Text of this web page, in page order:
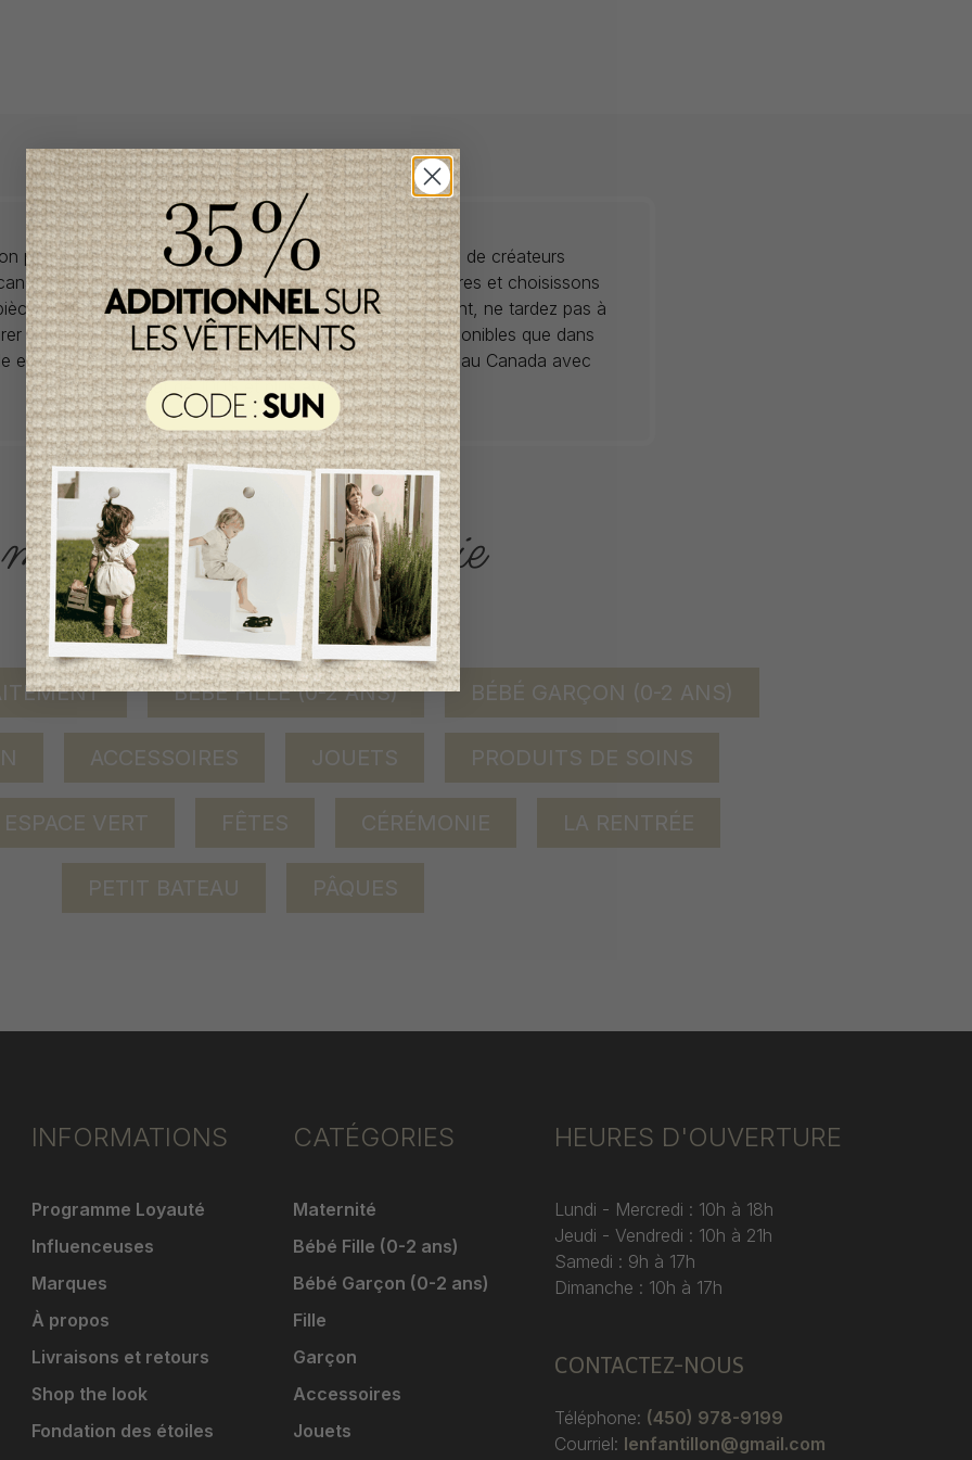
propose des collections pour de vêtements pour bébés de créateurs
à prix imbattables. Nous dénichons les perles rares et choisissons
de saisons en saisons. Si un vêtement vous convient, ne tardez pas à
car la plupart du temps, les articles offerts ne sont disponibles que dans
et en un seul exemplaire. Profitez de la livraison gratuite au Canada avec
tout achat de 100$ et plus avant taxes.
ACCÈS RAPIDE
magasinez par catégorie
BÉBÉ FILLE (0-2 ANS) BÉBÉ GARÇON (0-2 ANS)
ACCESSOIRES JOUETS PRODUITS DE SOINS
ESPACE VERT FÊTES CÉRÉMONIE LA RENTRÉE
PETIT BATEAU PÂQUES
INFORMATIONS
Programme Loyauté
Influenceuses
Marques
À propos
Livraisons et retours
Shop the look
Fondation des étoiles
CATÉGORIES
Maternité
Bébé Fille (0-2 ans)
Bébé Garçon (0-2 ans)
Fille
Garçon
Accessoires
Jouets
HEURES D'OUVERTURE
Lundi - Mercredi : 10h à 18h
Jeudi - Vendredi : 10h à 21h
Samedi : 9h à 17h
Dimanche : 10h à 17h
CONTACTEZ-NOUS
Téléphone: (450) 978-9199
Courriel: lenfantillon@gmail.com